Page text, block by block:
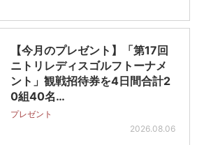
【今月のプレゼント】「第17回
ニトリレディスゴルフトーナメ
ント」観戦招待券を4日間合計2
0組40名…
プレゼント
2026.08.06